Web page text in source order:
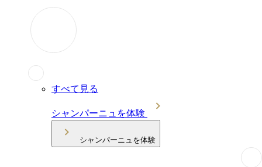
すべて見る
シャンパーニュを体験
シャンパーニュを体験